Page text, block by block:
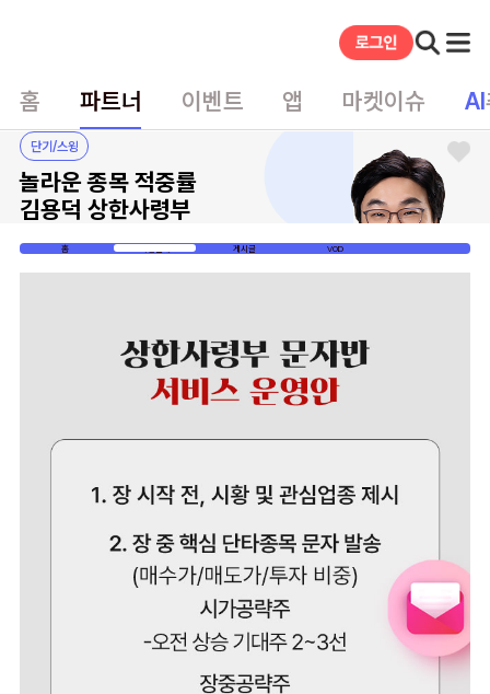
홈 파트너 이벤트 앱 마켓이슈 AI
단기/스윙
놀라운 종목 적중률
김용덕 상한사령부
홈 게시글 VOD